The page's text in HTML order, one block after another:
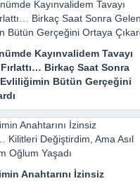
Kayınvalidem Tavayı
Birkaç Saat Sonra
Bütün Gerçeğini
Anahtarını İzinsiz